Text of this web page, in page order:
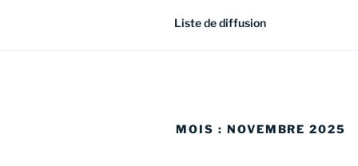
Liste de diffusion
MOIS : NOVEMBRE 2025